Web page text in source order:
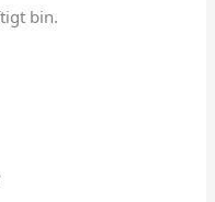
bin.